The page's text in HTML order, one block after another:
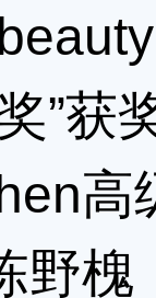
”获
野槐